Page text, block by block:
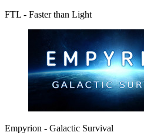
FTL - Faster than Light
Empyrion - Galactic Survival